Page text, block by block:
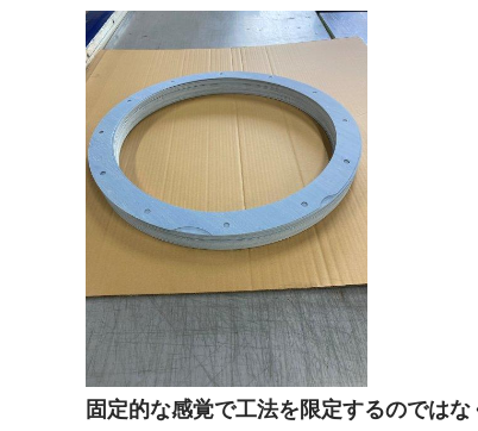
固定的な感覚で工法を限定するのでは